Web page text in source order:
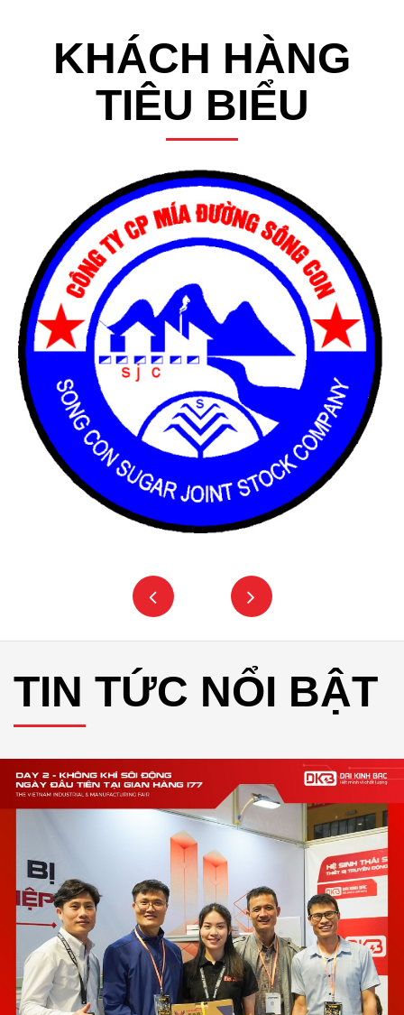
KHÁCH HÀNG
TIÊU BIỂU
TIN TỨC NỔI BẬT